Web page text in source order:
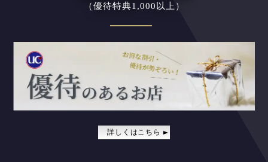
プレジデント社 銀座飛雁閣 ブランシェショコラ
（優待特典1,000以上）
詳しくはこちら